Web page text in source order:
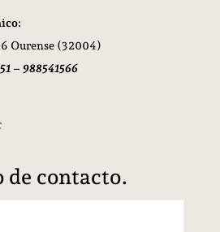
Ourense (32004)
– 988541566
contacto.